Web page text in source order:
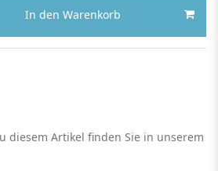
In den Warenkorb
diesem Artikel finden Sie in unserem